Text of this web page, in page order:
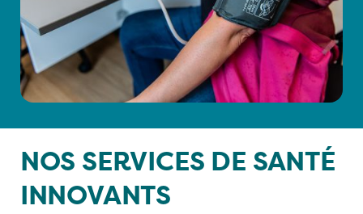
NOS SERVICES DE SANTÉ
INNOVANTS